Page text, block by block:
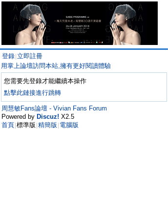
登錄 立即註冊
用掌上論壇訪問本站,擁有更好閱讀體驗
您需要先登錄才能繼續本操作
點擊此鏈接進行跳轉
周慧敏Fans論壇 - Vivian Fans Forum
Powered by Discuz! X2.5
首頁 標準版 精簡版 電腦版